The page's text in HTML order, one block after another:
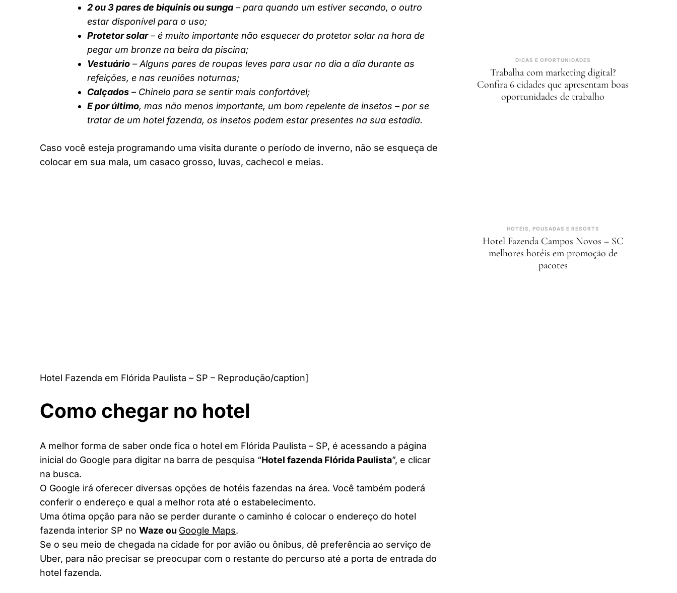
2 ou 3 pares de biquinis ou sunga – para quando um estiver secando, o outro
estar disponível para o uso;
Protetor solar– é muito importante não esquecer do protetor solar na hora de
pegar um bronze na beira da piscina;
Vestuário – Alguns pares de roupas leves para usar no dia a dia durante as
refeições, e nas reuniões noturnas;
Calçados – Chinelo para se sentir mais confortável;
E por último, mas não menos importante, um bom repelente de insetos – por se
tratar de um hotel fazenda, os insetos podem estar presentes na sua estadia.
Caso você esteja programando uma visita durante o período de inverno, não se esqueça de
colocar em sua mala, um casaco grosso, luvas, cachecol e meias.
Hotel Fazenda em Flórida Paulista – SP – Reprodução/caption]
Como chegar no hotel
A melhor forma de saber onde fica o hotel em Flórida Paulista – SP, é acessando a página
inicial do Google para digitar na barra de pesquisa “Hotel fazenda Flórida Paulista”, e clicar
na busca.
O Google irá oferecer diversas opções de hotéis fazendas na área. Você também poderá
conferir o endereço e qual a melhor rota até o estabelecimento.
Uma ótima opção para não se perder durante o caminho é colocar o endereço do hotel
fazenda interior SP no Waze ou Google Maps.
Se o seu meio de chegada na cidade for por avião ou ônibus, dê preferência ao serviço de
Uber, para não precisar se preocupar com o restante do percurso até a porta de entrada do
hotel fazenda.
DICAS E OPORTUNIDADES
Trabalha com marketing digital?
Confira 6 cidades que apresentam boas
oportunidades de trabalho
HOTÉIS, POUSADAS E RESORTS
Hotel Fazenda Campos Novos – SC
melhores hotéis em promoção de
pacotes